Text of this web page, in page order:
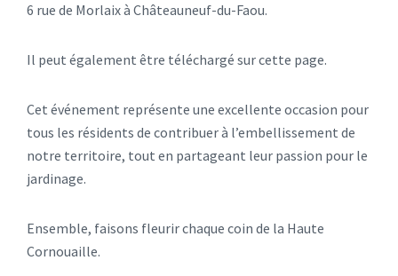
6 rue de Morlaix à Châteauneuf-du-Faou.
Il peut également être téléchargé sur cette page.
Cet événement représente une excellente occasion pour
tous les résidents de contribuer à l’embellissement de
notre territoire, tout en partageant leur passion pour le
jardinage.
Ensemble, faisons fleurir chaque coin de la Haute
Cornouaille.